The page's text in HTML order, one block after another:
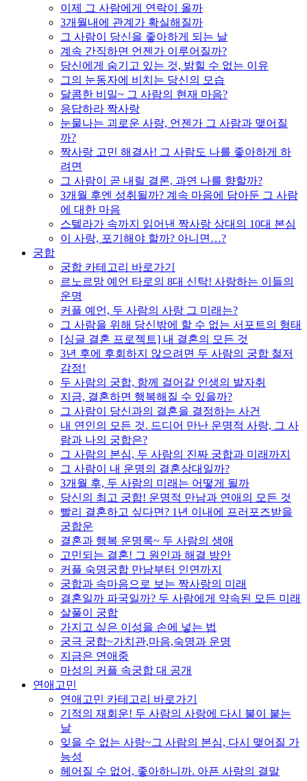
이제 그 사람에게 연락이 올까
3개월내에 관계가 확실해질까
그 사람이 당신을 좋아하게 되는 날
계속 간직하면 언젠가 이루어질까?
당신에게 숨기고 있는 것, 밝힐 수 없는 이유
그의 눈동자에 비치는 당신의 모습
달콤한 비밀~ 그 사람의 현재 마음?
응답하라 짝사랑
눈물나는 괴로운 사랑, 언젠가 그 사람과 맺어질
까?
짝사랑 고민 해결사! 그 사람도 나를 좋아하게 하
려면
그 사람이 곧 내릴 결론, 과연 나를 향할까?
3개월 후엔 성취될까? 계속 마음에 담아둔 그 사람
에 대한 마음
스텔라가 속까지 읽어낸 짝사랑 상대의 10대 본심
이 사랑, 포기해야 할까? 아니면…?
궁합
궁합 카테고리 바로가기
르노르망 예언 타로의 8대 신탁! 사랑하는 이들의
운명
커플 예언, 두 사람의 사랑 그 미래는?
그 사람을 위해 당신밖에 할 수 없는 서포트의 형태
[싱글 결혼 프로젝트] 내 결혼의 모든 것
3년 후에 후회하지 않으려면 두 사람의 궁합 철저
감정!
두 사람의 궁합, 함께 걸어갈 인생의 발자취
지금, 결혼하면 행복해질 수 있을까?
그 사람이 당신과의 결혼을 결정하는 사건
내 연인의 모든 것. 드디어 만난 운명적 사랑, 그 사
람과 나의 궁합은?
그 사람의 본심, 두 사람의 진짜 궁합과 미래까지
그 사람이 내 운명의 결혼상대일까?
3개월 후, 두 사람의 미래는 어떻게 될까
당신의 최고 궁합! 운명적 만남과 연애의 모든 것
빨리 결혼하고 싶다면? 1년 이내에 프러포즈받을
궁합운
결혼과 행복 운명록~ 두 사람의 생애
고민되는 결혼! 그 원인과 해결 방안
커플 숙명궁합 만남부터 인연까지
궁합과 속마음으로 보는 짝사랑의 미래
결혼일까 파국일까? 두 사람에게 약속된 모든 미래
살풀이 궁합
가지고 싶은 이성을 손에 넣는 법
궁극 궁합~가치관,마음,숙명과 운명
지금은 연애중
마성의 커플 속궁합 대 공개
연애고민
연애고민 카테고리 바로가기
기적의 재회운! 두 사람의 사랑에 다시 불이 붙는
날
잊을 수 없는 사랑~그 사람의 본심, 다시 맺어질 가
능성
헤어질 수 없어, 좋아하니까. 아픈 사랑의 결말